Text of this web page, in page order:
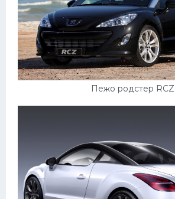
Пежо родстер RCZ